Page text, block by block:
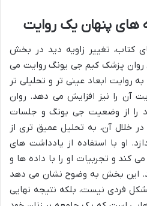
های پنهان یک روایت
کتاب، تغییر زاویه دید در بخش
روان پزشک کیم جی یونگ روایت می
روایت ابعاد عینی تر و تحلیلی تر
آن را نیز افزایش می دهد. روان
را از وضعیت جی یونگ و جلسات
خلال آن، به تحلیل عمیق تری از
او با استفاده از یادداشت های
کند و تجربیات او را با داده ها و
این بخش به وضوح نشان می دهد
فردی نیست، بلکه نتیجه نهایی